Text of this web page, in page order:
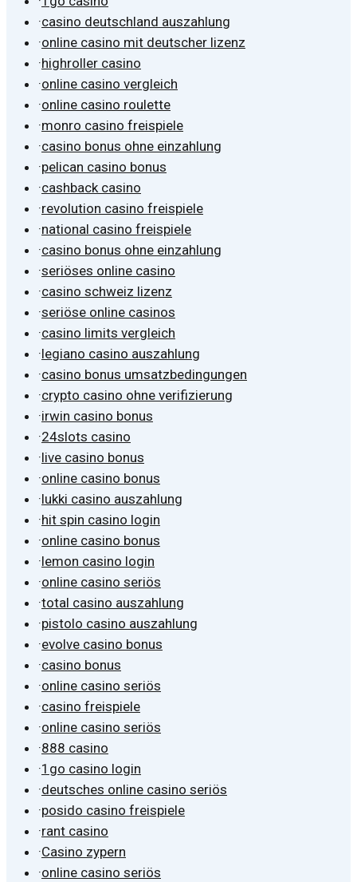
·casino deutschland auszahlung
·online casino mit deutscher lizenz
·highroller casino
·online casino vergleich
·online casino roulette
·monro casino freispiele
·casino bonus ohne einzahlung
·pelican casino bonus
·cashback casino
·revolution casino freispiele
·national casino freispiele
·casino bonus ohne einzahlung
·seriöses online casino
·casino schweiz lizenz
·seriöse online casinos
·casino limits vergleich
·legiano casino auszahlung
·casino bonus umsatzbedingungen
·crypto casino ohne verifizierung
·irwin casino bonus
·24slots casino
·live casino bonus
·online casino bonus
·lukki casino auszahlung
·hit spin casino login
·online casino bonus
·lemon casino login
·online casino seriös
·total casino auszahlung
·pistolo casino auszahlung
·evolve casino bonus
·casino bonus
·online casino seriös
·casino freispiele
·online casino seriös
·888 casino
·1go casino login
·deutsches online casino seriös
·posido casino freispiele
·rant casino
·Casino zypern
·online casino seriös